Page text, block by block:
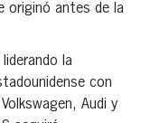
originó antes de la
la
con
Audi y